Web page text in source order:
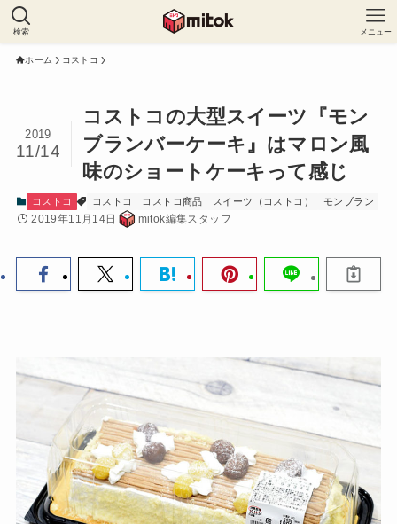
検索 メニュー
ホーム コストコ
コストコの大型スイーツ『モン
ブランバーケーキ』はマロン風
味のショートケーキって感じ
2019
11/14
コストコ コストコ コストコ商品 スイーツ（コストコ） モンブラン
2019年11月14日 mitok編集スタッフ